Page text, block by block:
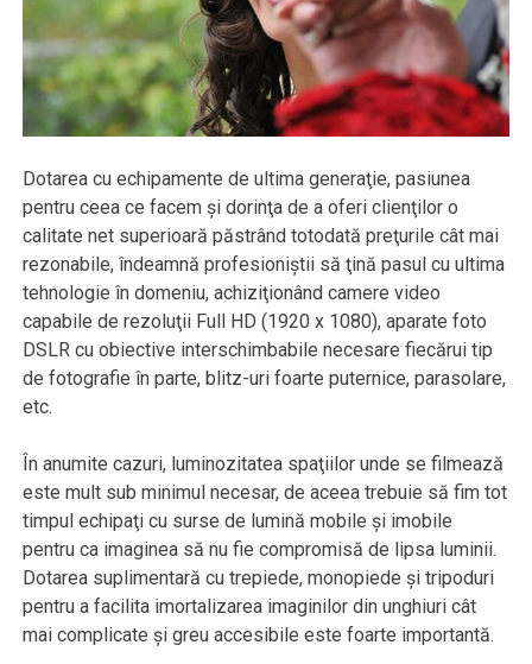
Dotarea cu echipamente de ultima generaţie, pasiunea
pentru ceea ce facem şi dorinţa de a oferi clienţilor o
calitate net superioară păstrând totodată preţurile cât mai
rezonabile, îndeamnă profesioniştii să ţină pasul cu ultima
tehnologie în domeniu, achiziţionând camere video
capabile de rezoluţii Full HD (1920 x 1080), aparate foto
DSLR cu obiective interschimbabile necesare fiecărui tip
de fotografie în parte, blitz-uri foarte puternice, parasolare,
etc.
În anumite cazuri, luminozitatea spaţiilor unde se filmează
este mult sub minimul necesar, de aceea trebuie să fim tot
timpul echipaţi cu surse de lumină mobile şi imobile
pentru ca imaginea să nu fie compromisă de lipsa luminii.
Dotarea suplimentară cu trepiede, monopiede şi tripoduri
pentru a facilita imortalizarea imaginilor din unghiuri cât
mai complicate şi greu accesibile este foarte importantă.